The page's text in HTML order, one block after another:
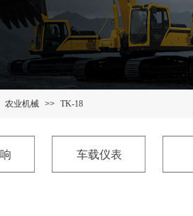
农业机械 >> TK-18
车载仪表